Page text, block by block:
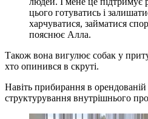
цього готуватись і
харчуватися, займатися
пояснює Алла.
Також вона вигулює собак у
хто опинився в скруті.
Навіть прибирання в орендованій
структурування внутрішнього